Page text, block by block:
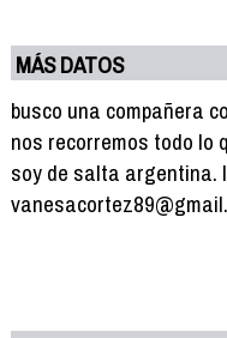
MÁS DATOS
busco una compañera
nos recorremos todo lo
soy de salta argentina.